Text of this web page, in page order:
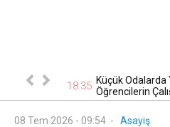
Yasak 18:35 Küçük Odalarda
Öğrencilerin
08 Tem 2026 - 09:54 - Asayiş